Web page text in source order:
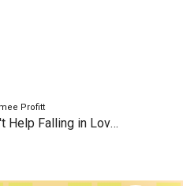
Profitt
Can't Help Falling in Love (Ally Brooke)